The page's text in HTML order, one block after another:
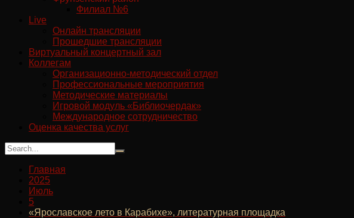
Филиал №6
Live
Онлайн трансляции
Прошедшие трансляции
Виртуальный концертный зал
Коллегам
Организационно-методический отдел
Профессиональные мероприятия
Методические материалы
Игровой модуль «Библиочердак»
Международное сотрудничество
Оценка качества услуг
Главная
2025
Июль
5
«Ярославское лето в Карабихе», литературная площадка